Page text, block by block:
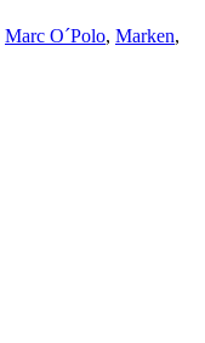
Marc O´Polo, Marken,